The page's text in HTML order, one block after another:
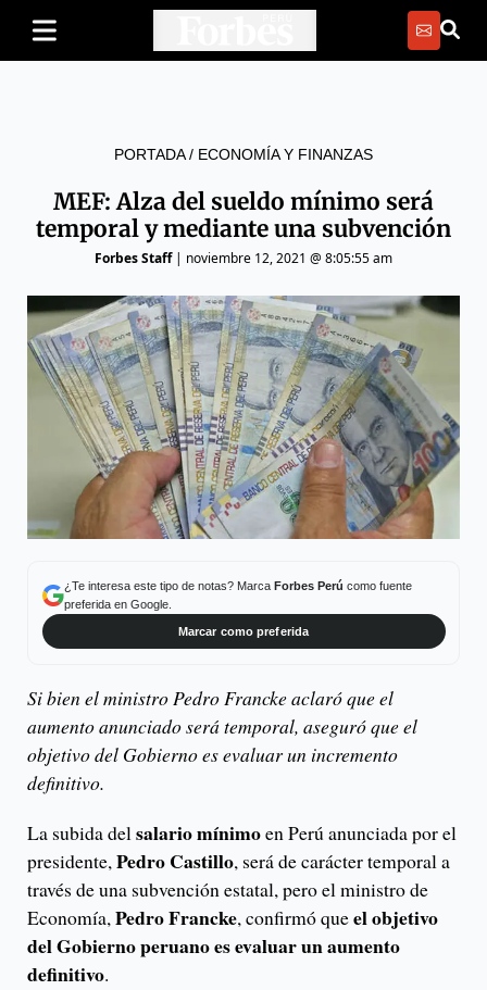
PORTADA/ ECONOMÍA Y FINANZAS
MEF: Alza del sueldo mínimo será
temporal y mediante una subvención
Forbes Staff| noviembre 12, 2021 @ 8:05:55 am
¿Te interesa este tipo de notas? Marca Forbes Perú como fuente
preferida en Google.
Marcar como preferida
Si bien el ministro Pedro Francke aclaró que el
aumento anunciado será temporal, aseguró que el
objetivo del Gobierno es evaluar un incremento
definitivo.
La subida delsalario mínimoen Perú anunciada por el
presidente,Pedro Castillo, será de carácter temporal a
través de una subvención estatal, pero el ministro de
Economía,Pedro Francke, confirmó queel objetivo
del Gobierno peruano es evaluar un aumento
definitivo.